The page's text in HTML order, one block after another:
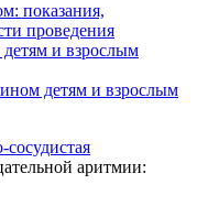
показания,
проведения
детям и взрослым
аритмии: